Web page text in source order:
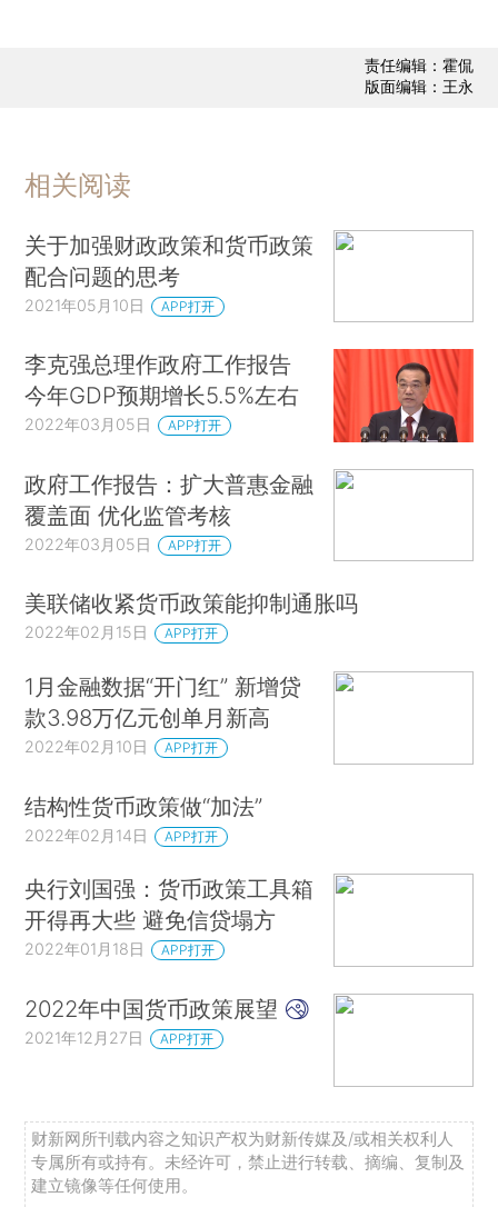
责任编辑：霍侃
版面编辑：王永
相关阅读
关于加强财政政策和货币政策
配合问题的思考
2021年05月10日 APP打开
李克强总理作政府工作报告
今年GDP预期增长5.5%左右
2022年03月05日 APP打开
政府工作报告：扩大普惠金融
覆盖面 优化监管考核
2022年03月05日 APP打开
美联储收紧货币政策能抑制通胀吗
2022年02月15日 APP打开
1月金融数据“开门红” 新增贷
款3.98万亿元创单月新高
2022年02月10日 APP打开
结构性货币政策做“加法”
2022年02月14日 APP打开
央行刘国强：货币政策工具箱
开得再大些 避免信贷塌方
2022年01月18日 APP打开
2022年中国货币政策展望
2021年12月27日 APP打开
财新网所刊载内容之知识产权为财新传媒及/或相关权利人
专属所有或持有。未经许可，禁止进行转载、摘编、复制及
建立镜像等任何使用。